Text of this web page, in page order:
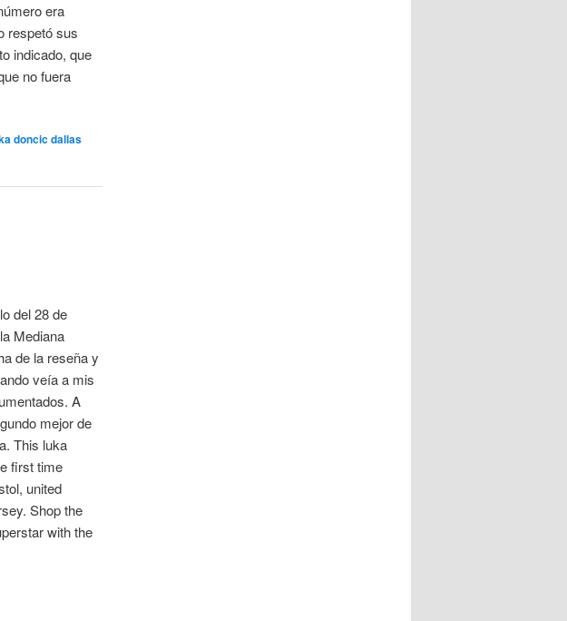
era
respetó sus
indicado, que
no fuera
doncic dallas
del 28 de
Mediana
de la reseña y
veía a mis
A
mejor de
This luka
first time
united
Shop the
with the